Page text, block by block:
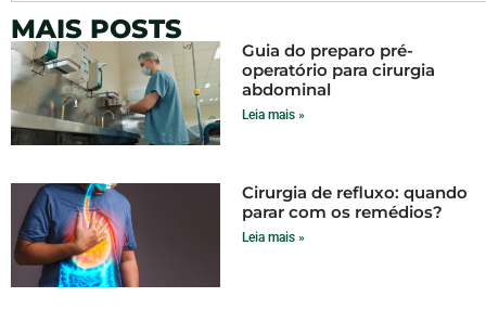
MAIS POSTS
Guia do preparo pré-
operatório para cirurgia
abdominal
Leia mais »
Cirurgia de refluxo: quando
parar com os remédios?
Leia mais »